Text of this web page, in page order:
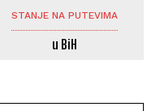
STANJE NA PUTEVIMA
u BiH